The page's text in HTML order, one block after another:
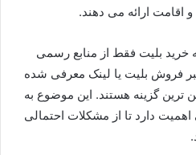
اقامت ارائه می دهند.
خرید بلیت فقط از منابع رسمی
فروش بلیت یا لینک معرفی شده
گزینه هستند. این موضوع به
دارد تا از مشکلات احتمالی